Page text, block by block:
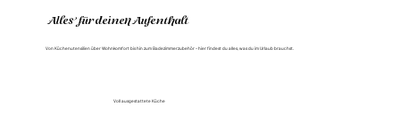
Alles für deinen Aufenthalt
Von Küchenutensilien über Wohnkomfort bis hin zum Badezimmerzubehör – hier findest du alles, was du im Urlaub brauchst.
Voll ausgestattete Küche